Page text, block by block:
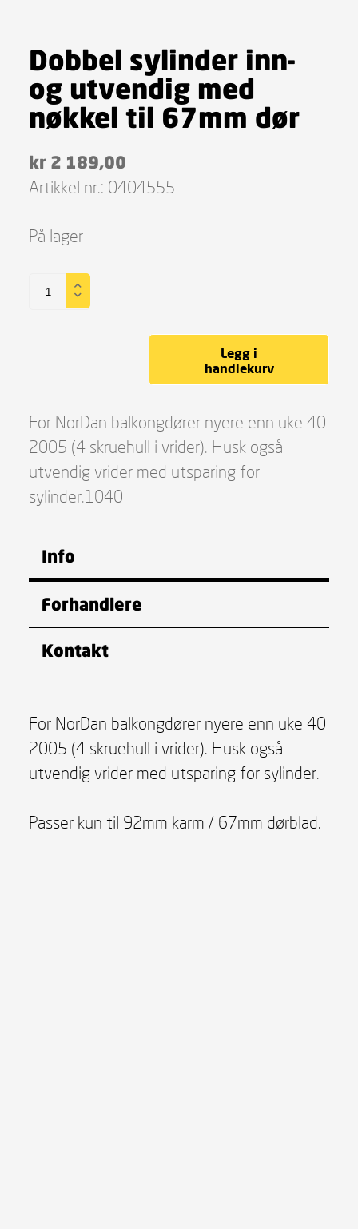
Dobbel sylinder inn-
og utvendig med
nøkkel til 67mm dør
kr 2 189,00
Artikkel nr.: 0404555
På lager
Legg i
handlekurv
For NorDan balkongdører nyere enn uke 40
2005 (4 skruehull i vrider). Husk også
utvendig vrider med utsparing for
sylinder.1040
Info
Forhandlere
Kontakt
For NorDan balkongdører nyere enn uke 40
2005 (4 skruehull i vrider). Husk også
utvendig vrider med utsparing for sylinder.
Passer kun til 92mm karm / 67mm dørblad.